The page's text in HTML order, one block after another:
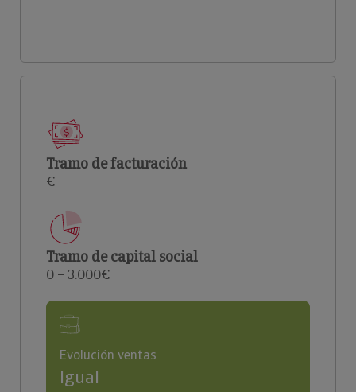
Tramo de facturación
€
Tramo de capital social
0 – 3.000€
Evolución ventas
Igual